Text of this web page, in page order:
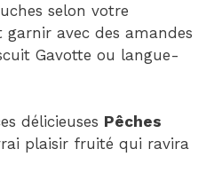
selon votre
garnir avec des amandes
Gavotte ou langue-
délicieuses Pêches
plaisir fruité qui ravira